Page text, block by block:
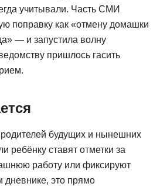
учитывали. Часть СМИ
поправку как «отмену домашки
— и запустила волну
пришлось гасить
будущих и нынешних
ребёнку ставят отметки за
работу или фиксируют
дневнике, это прямо